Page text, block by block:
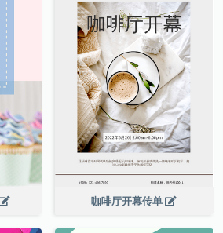
咖啡厅开幕传单